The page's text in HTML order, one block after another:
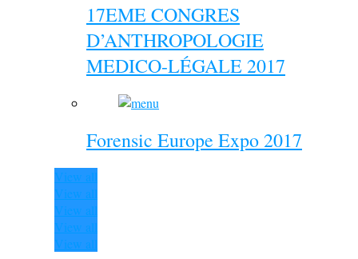
17EME CONGRES
D’ANTHROPOLOGIE
MEDICO-LÉGALE 2017
Forensic Europe Expo 2017
View all
View all
View all
View all
View all